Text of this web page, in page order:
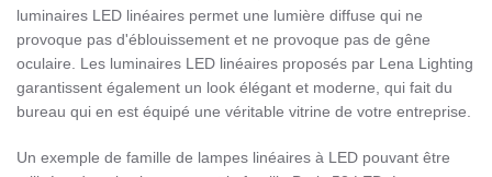
luminaires LED linéaires permet une lumière diffuse qui ne
provoque pas d'éblouissement et ne provoque pas de gêne
oculaire. Les luminaires LED linéaires proposés par Lena Lighting
garantissent également un look élégant et moderne, qui fait du
bureau qui en est équipé une véritable vitrine de votre entreprise.
Un exemple de famille de lampes linéaires à LED pouvant être